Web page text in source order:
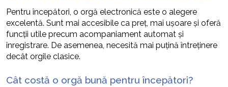
Pentru începători, o orgă electronică este o alegere
excelentă. Sunt mai accesibile ca preț, mai ușoare și oferă
funcții utile precum acompaniament automat și
înregistrare. De asemenea, necesită mai puțină întreținere
decât orgile clasice.
Cât costă o orgă bună pentru începători?